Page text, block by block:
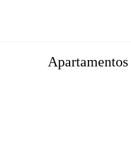
Apartamentos